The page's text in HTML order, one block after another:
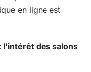
en ligne est
l'intérêt des salons